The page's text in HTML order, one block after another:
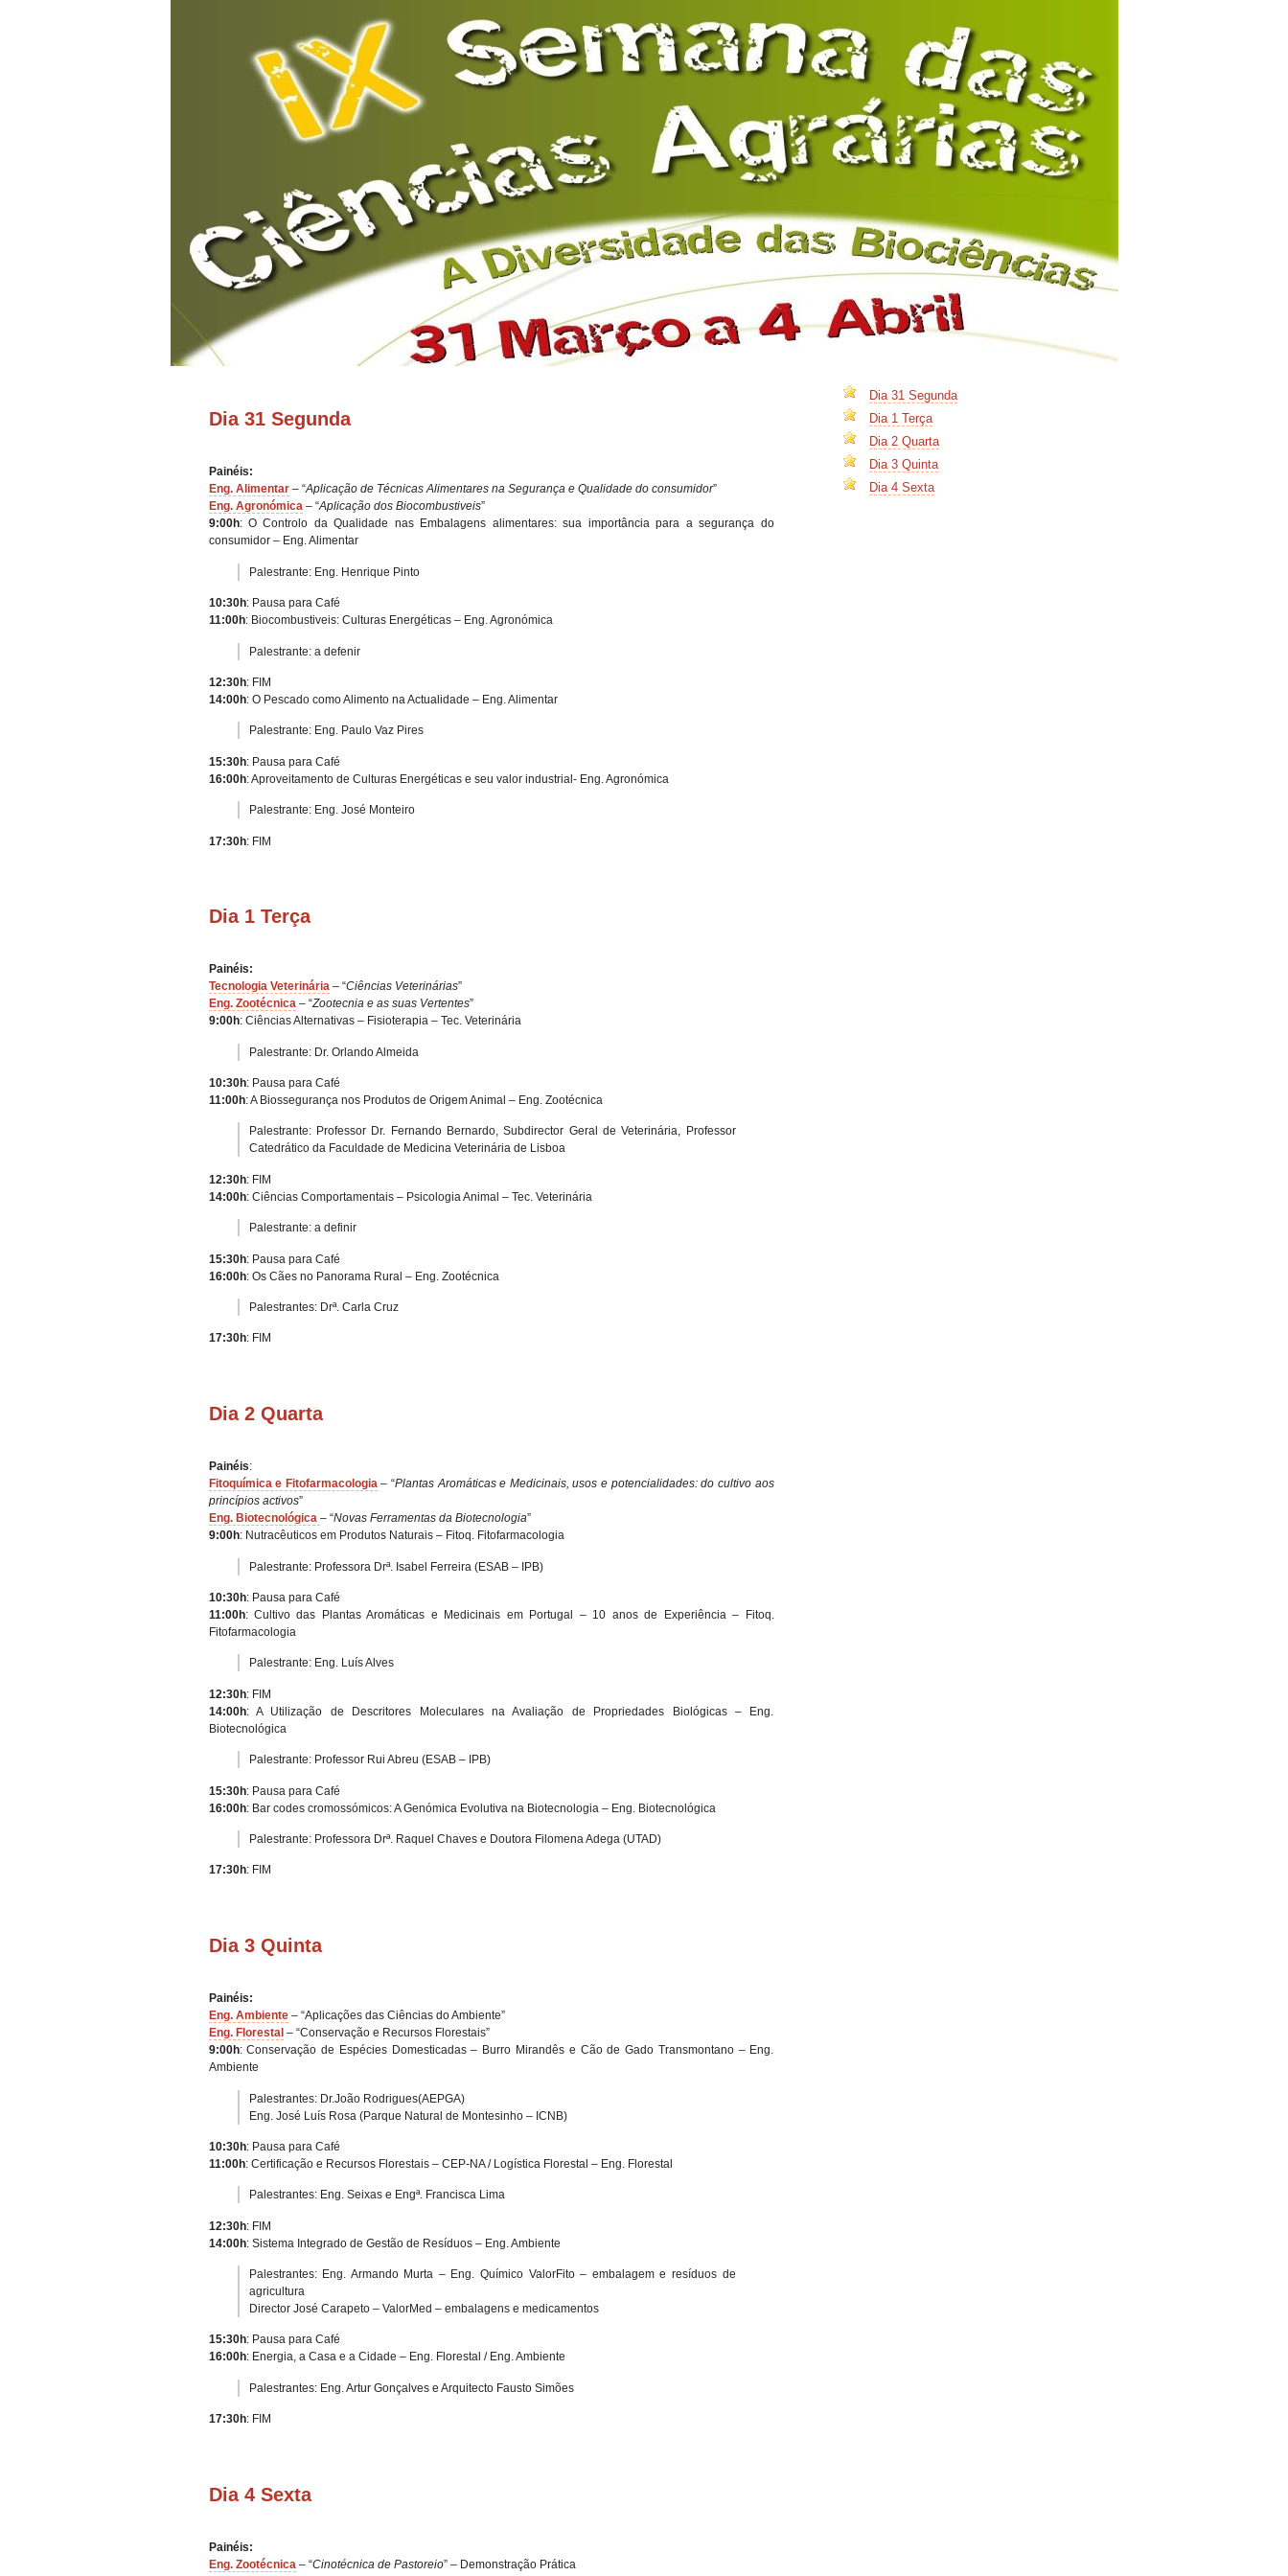
Dia 31 Segunda
Painéis:
Eng. Alimentar– “Aplicação de Técnicas Alimentares na Segurança e Qualidade do consumidor”
Eng. Agronómica– “Aplicação dos Biocombustiveis”
9:00h: O Controlo da Qualidade nas Embalagens alimentares: sua importância para a segurança do
consumidor – Eng. Alimentar
Palestrante: Eng. Henrique Pinto
10:30h: Pausa para Café
11:00h: Biocombustiveis: Culturas Energéticas – Eng. Agronómica
Palestrante: a defenir
12:30h: FIM
14:00h: O Pescado como Alimento na Actualidade – Eng. Alimentar
Palestrante: Eng. Paulo Vaz Pires
15:30h: Pausa para Café
16:00h: Aproveitamento de Culturas Energéticas e seu valor industrial- Eng. Agronómica
Palestrante: Eng. José Monteiro
17:30h: FIM
Dia 1 Terça
Painéis:
Tecnologia Veterinária– “Ciências Veterinárias”
Eng. Zootécnica– “Zootecnia e as suas Vertentes”
9:00h: Ciências Alternativas – Fisioterapia – Tec. Veterinária
Palestrante: Dr. Orlando Almeida
10:30h: Pausa para Café
11:00h: A Biossegurança nos Produtos de Origem Animal – Eng. Zootécnica
Palestrante: Professor Dr. Fernando Bernardo, Subdirector Geral de Veterinária, Professor
Catedrático da Faculdade de Medicina Veterinária de Lisboa
12:30h: FIM
14:00h: Ciências Comportamentais – Psicologia Animal – Tec. Veterinária
Palestrante: a definir
15:30h: Pausa para Café
16:00h: Os Cães no Panorama Rural – Eng. Zootécnica
Palestrantes: Drª. Carla Cruz
17:30h: FIM
Dia 2 Quarta
Painéis:
Fitoquímica e Fitofarmacologia– “Plantas Aromáticas e Medicinais, usos e potencialidades: do cultivo aos
princípios activos”
Eng. Biotecnológica – “Novas Ferramentas da Biotecnologia”
9:00h: Nutracêuticos em Produtos Naturais – Fitoq. Fitofarmacologia
Palestrante: Professora Drª. Isabel Ferreira (ESAB – IPB)
10:30h: Pausa para Café
11:00h: Cultivo das Plantas Aromáticas e Medicinais em Portugal – 10 anos de Experiência – Fitoq.
Fitofarmacologia
Palestrante: Eng. Luís Alves
12:30h: FIM
14:00h: A Utilização de Descritores Moleculares na Avaliação de Propriedades Biológicas – Eng.
Biotecnológica
Palestrante: Professor Rui Abreu (ESAB – IPB)
15:30h: Pausa para Café
16:00h: Bar codes cromossómicos: A Genómica Evolutiva na Biotecnologia – Eng. Biotecnológica
Palestrante: Professora Drª. Raquel Chaves e Doutora Filomena Adega (UTAD)
17:30h: FIM
Dia 3 Quinta
Painéis:
Eng. Ambiente– “Aplicações das Ciências do Ambiente”
Eng. Florestal – “Conservação e Recursos Florestais”
9:00h: Conservação de Espécies Domesticadas – Burro Mirandês e Cão de Gado Transmontano – Eng.
Ambiente
Palestrantes: Dr.João Rodrigues(AEPGA)
Eng. José Luís Rosa (Parque Natural de Montesinho – ICNB)
10:30h: Pausa para Café
11:00h: Certificação e Recursos Florestais – CEP-NA / Logística Florestal – Eng. Florestal
Palestrantes: Eng. Seixas e Engª. Francisca Lima
12:30h: FIM
14:00h: Sistema Integrado de Gestão de Resíduos – Eng. Ambiente
Palestrantes: Eng. Armando Murta – Eng. Químico ValorFito – embalagem e resíduos de
agricultura
Director José Carapeto – ValorMed – embalagens e medicamentos
15:30h: Pausa para Café
16:00h: Energia, a Casa e a Cidade – Eng. Florestal / Eng. Ambiente
Palestrantes: Eng. Artur Gonçalves e Arquitecto Fausto Simões
17:30h: FIM
Dia 4 Sexta
Painéis:
Eng. Zootécnica– “Cinotécnica de Pastoreio” – Demonstração Prática
Dia 31 Segunda
Dia 1 Terça
Dia 2 Quarta
Dia 3 Quinta
Dia 4 Sexta